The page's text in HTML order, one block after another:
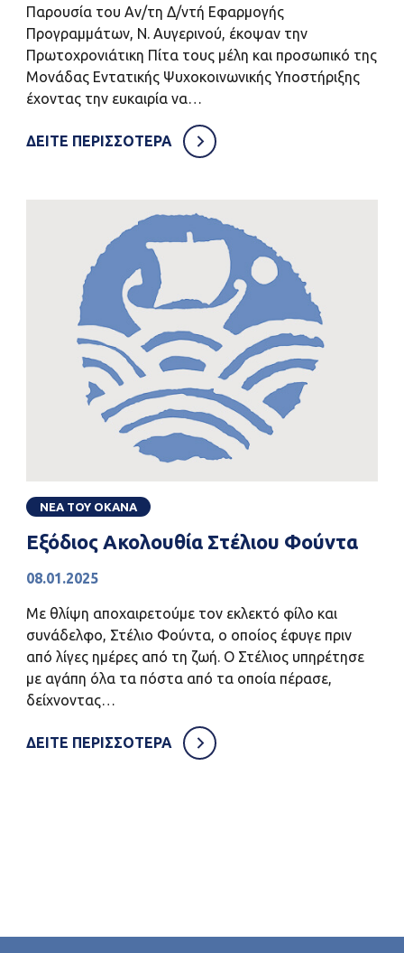
Παρουσία του Αν/τη Δ/ντή Εφαρμογής
Προγραμμάτων, Ν. Αυγερινού, έκοψαν την
Πρωτοχρονιάτικη Πίτα τους μέλη και προσωπικό της
Μονάδας Εντατικής Ψυχοκοινωνικής Υποστήριξης
έχοντας την ευκαιρία να…
ΔΕΙΤΕ ΠΕΡΙΣΣΟΤΕΡΑ
ΝΕΑ ΤΟΥ ΟΚΑΝΑ
Εξόδιος Ακολουθία Στέλιου Φούντα
08.01.2025
Με θλίψη αποχαιρετούμε τον εκλεκτό φίλο και
συνάδελφο, Στέλιο Φούντα, ο οποίος έφυγε πριν
από λίγες ημέρες από τη ζωή. Ο Στέλιος υπηρέτησε
με αγάπη όλα τα πόστα από τα οποία πέρασε,
δείχνοντας…
ΔΕΙΤΕ ΠΕΡΙΣΣΟΤΕΡΑ